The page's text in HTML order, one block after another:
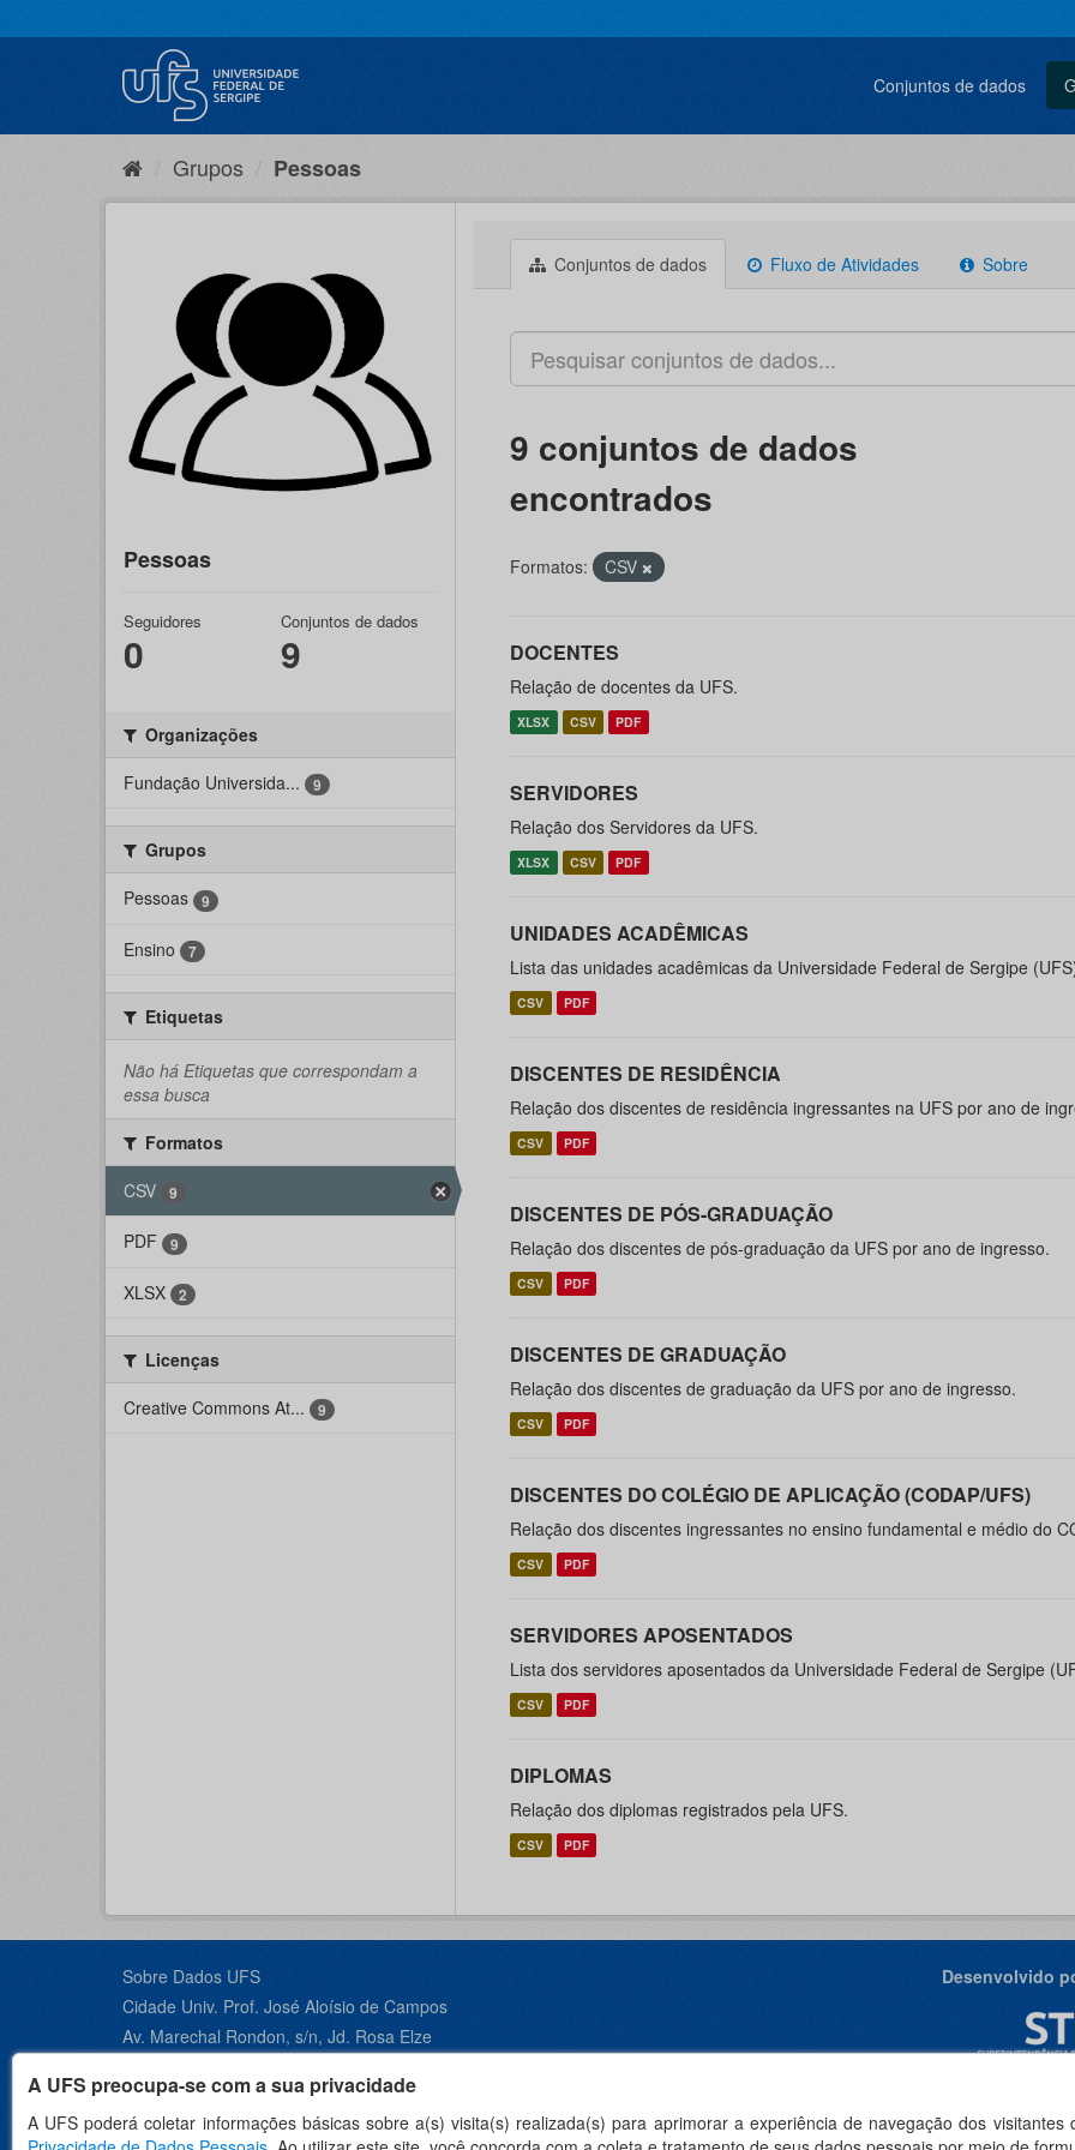
para
A UFS preocupa-se com a sua privacidade
A UFS poderá coletar informações básicas sobre a(s) visita(s) realizada(s) para aprimorar a experiência de navegação dos
Conjuntos de dados
Grupos Pessoas
Pessoas
Seguidores
0
Conjuntos de dados
9
Organizações
Fundação Universida...
9
Grupos
Pessoas
9
Ensino 7
Etiquetas
Não há Etiquetas que correspondam a
essa busca
Formatos
CSV
9
PDF 9
XLSX 2
Licenças
Creative Commons At...
9
Conjuntos de dados Fluxo de Atividades Sobre
9 conjuntos de dados
encontrados
Formatos: CSV
DOCENTES
Relação de docentes da UFS.
XLSX CSV PDF
SERVIDORES
Relação dos Servidores da UFS.
XLSX CSV PDF
UNIDADES ACADÊMICAS
Lista das unidades acadêmicas da Universidade Federal de Sergipe
CSV PDF
DISCENTES DE RESIDÊNCIA
Relação dos discentes de residência ingressantes na UFS por ano de
CSV PDF
DISCENTES DE PÓS-GRADUAÇÃO
Relação dos discentes de pós-graduação da UFS por ano de ingresso.
CSV PDF
DISCENTES DE GRADUAÇÃO
Relação dos discentes de graduação da UFS por ano de ingresso.
CSV PDF
DISCENTES DO COLÉGIO DE APLICAÇÃO (CODAP/UFS)
Relação dos discentes ingressantes no ensino fundamental e médio do
CSV PDF
SERVIDORES APOSENTADOS
Lista dos servidores aposentados da Universidade Federal de Sergipe
CSV PDF
DIPLOMAS
Relação dos diplomas registrados pela UFS.
CSV PDF
Sobre Dados UFS
Cidade Univ. Prof. José Aloísio de Campos
Av. Marechal Rondon, s/n, Jd. Rosa Elze
Contato +55 79 3194-6600
Desenvolvido